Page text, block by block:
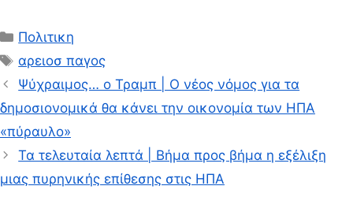
Κατηγορίες
Πολιτικη
Ετικέτες
αρειοσ παγος
Ψύχραιμος… ο Τραμπ | Ο νέος νόμος για τα
δημοσιονομικά θα κάνει την οικονομία των ΗΠΑ
«πύραυλο»
Τα τελευταία λεπτά | Βήμα προς βήμα η εξέλιξη
μιας πυρηνικής επίθεσης στις ΗΠΑ